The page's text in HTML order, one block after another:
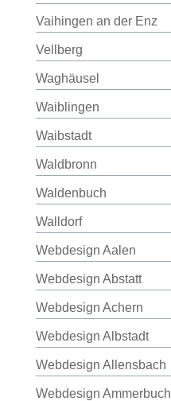
Vaihingen an der Enz
Vellberg
Waghäusel
Waiblingen
Waibstadt
Waldbronn
Waldenbuch
Walldorf
Webdesign Aalen
Webdesign Abstatt
Webdesign Achern
Webdesign Albstadt
Webdesign Allensbach
Webdesign Ammerbuch